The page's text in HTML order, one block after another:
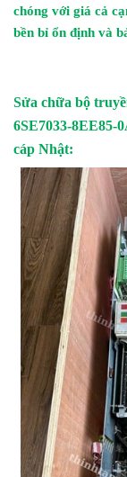
chóng với giá cả
bền bỉ ổn định và
Sửa chữa bộ
6SE7033-8EE85-
cáp Nhật: